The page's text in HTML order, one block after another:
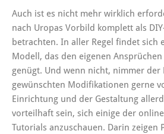
Auch ist es nicht mehr wirklich
nach Uropas Vorbild komplett als
betrachten. In aller Regel findet sich
Modell, das den eigenen
genügt. Und wenn nicht, nimmer der
gewünschten Modifikationen gerne
Einrichtung und der Gestaltung
vorteilhaft sein, sich einige der
Tutorials anzuschauen. Darin zeigen